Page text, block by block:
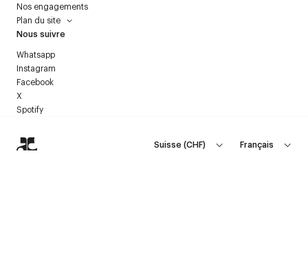
Nos engagements
Plan du site
Nous suivre
Whatsapp
Instagram
Facebook
X
Spotify
Suisse(CHF) Français